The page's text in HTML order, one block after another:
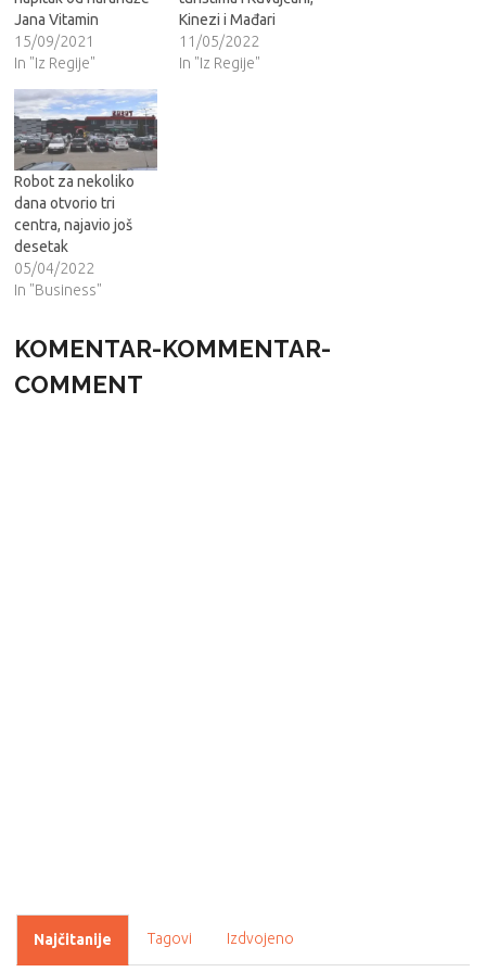
Jana Vitamin
15/09/2021
In "Iz Regije"
Kinezi i Mađari
11/05/2022
In "Iz Regije"
Robot za nekoliko
dana otvorio tri
centra, najavio još
desetak
05/04/2022
In "Business"
KOMENTAR-KOMMENTAR-
COMMENT
Najčitanije Tagovi Izdvojeno